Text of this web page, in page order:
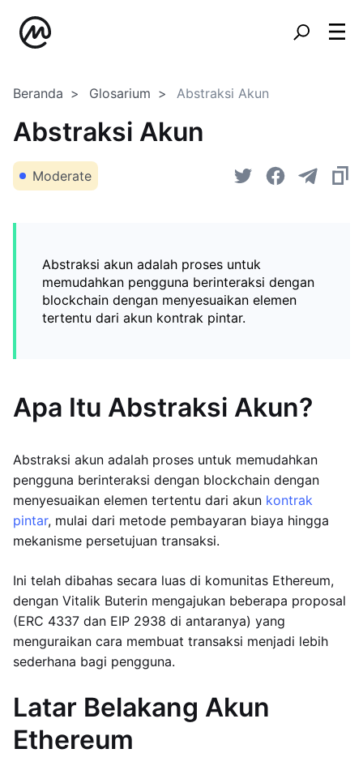
Beranda Glosarium Abstraksi Akun
Abstraksi Akun
Moderate
Abstraksi akun adalah proses untuk
memudahkan pengguna berinteraksi dengan
blockchain dengan menyesuaikan elemen
tertentu dari akun kontrak pintar.
Apa Itu Abstraksi Akun?
Abstraksi akun adalah proses untuk memudahkan
pengguna berinteraksi dengan blockchain dengan
menyesuaikan elemen tertentu dari akun kontrak
pintar, mulai dari metode pembayaran biaya hingga
mekanisme persetujuan transaksi.
Ini telah dibahas secara luas di komunitas Ethereum,
dengan Vitalik Buterin mengajukan beberapa proposal
(ERC 4337 dan EIP 2938 di antaranya) yang
menguraikan cara membuat transaksi menjadi lebih
sederhana bagi pengguna.
Latar Belakang Akun
Ethereum